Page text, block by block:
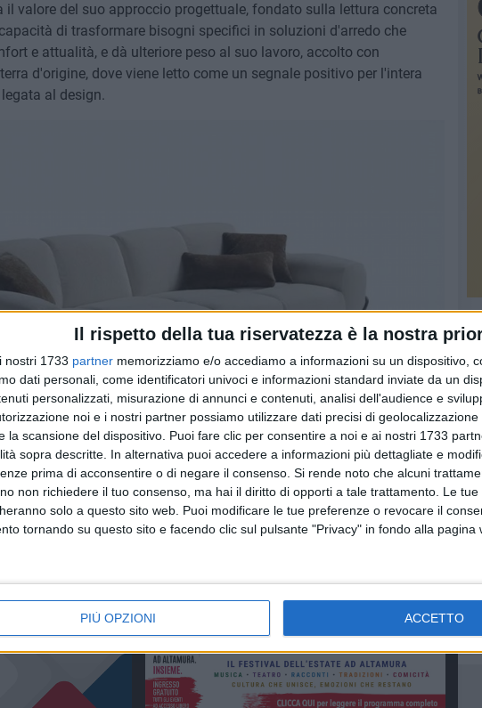
Il rispetto della tua riservatezza è la nostra
nostri 1733 partner memorizziamo e/o accediamo a informazioni su un dispositivo,
dati personali, come identificatori univoci e informazioni standard inviate da un
personalizzati, misurazione di annunci e contenuti, analisi dell'audience e
noi e i nostri partner possiamo utilizzare dati precisi di
la scansione del dispositivo. Puoi fare clic per consentire a noi e ai nostri 1733
sopra descritte. In alternativa puoi accedere a informazioni più dettagliate e
prima di acconsentire o di negare il consenso. Si rende noto che alcuni
non richiedere il tuo consenso, ma hai il diritto di opporti a tale trattamento. Le
solo a questo sito web. Puoi modificare le tue preferenze o revocare il
tornando su questo sito e facendo clic sul pulsante "Privacy" in fondo alla pagina
PIÙ OPZIONI ACCETTO
valore del suo approccio progettuale, fondato sulla lettura concreta
di trasformare bisogni specifici in soluzioni d'arredo che
e attualità, e dà ulteriore peso al suo lavoro, accolto con
d'origine, dove viene letto come un segnale positivo per l'intera
al design.